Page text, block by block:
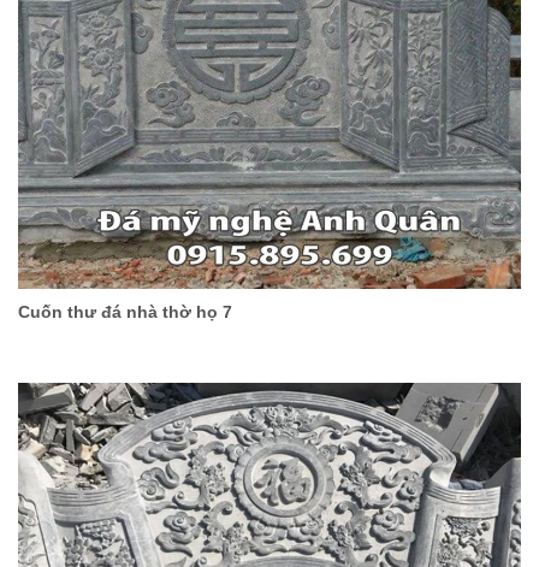
Cuốn thư đá nhà thờ họ 7